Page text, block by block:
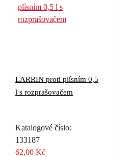
LARRIN proti plísním 0,5
l s rozprašovačem
Katalogové číslo:
133187
62,00 Kč